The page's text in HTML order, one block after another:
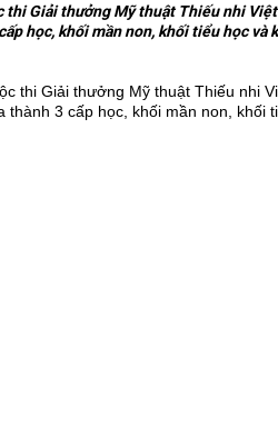
Giải thưởng Mỹ thuật Thiếu nhi
học, khối mần non, khối tiểu học và
thi Giải thưởng Mỹ thuật Thiếu nhi
3 cấp học, khối mần non, khối